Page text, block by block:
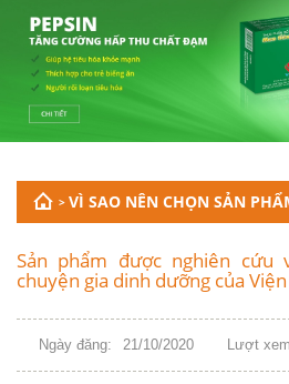
1900.986.854
> VÌ SAO NÊN CHỌN SẢN
Sản phẩm được nghiên cứu
chuyện gia dinh dưỡng của
Ngày đăng: 21/10/2020 Lượt